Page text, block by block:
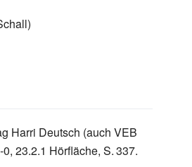
Harri Deutsch (auch VEB
0, 23.2.1 Hörfläche, S.337.